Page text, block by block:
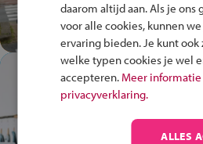
Speel het Fiets
en win een
In de
plek!
Ontdek via
op de
daarom altijd aan. Als je ons
voor alle cookies, kunnen
ervaring bieden. Je kunt
welke typen cookies je wel
accepteren. Meer
privacyverklaring.
ALLES